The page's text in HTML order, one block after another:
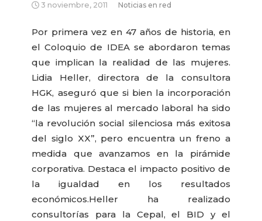
3 noviembre, 2011 Noticias en red
Por primera vez en 47 años de historia, en
el Coloquio de IDEA se abordaron temas
que implican la realidad de las mujeres.
Lidia Heller, directora de la consultora
HGK, aseguró que si bien la incorporación
de las mujeres al mercado laboral ha sido
“la revolución social silenciosa más exitosa
del siglo XX”, pero encuentra un freno a
medida que avanzamos en la pirámide
corporativa. Destaca el impacto positivo de
la igualdad en los resultados
económicos.Heller ha realizado
consultorías para la Cepal, el BID y el